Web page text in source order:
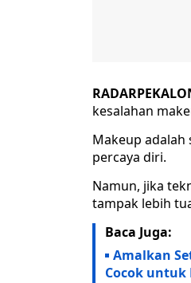
kesalahan
Makeup
percaya diri.
Namun, jika
tampak lebih
Baca Juga:
Amalkan
Cocok